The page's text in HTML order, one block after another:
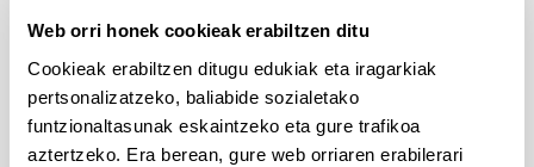
Web orri honek cookieak erabiltzen ditu
Cookieak erabiltzen ditugu edukiak eta iragarkiak
pertsonalizatzeko, baliabide sozialetako
funtzionaltasunak eskaintzeko eta gure trafikoa
aztertzeko. Era berean, gure web orriaren erabilerari
TAILERRAK
Komunikazioa